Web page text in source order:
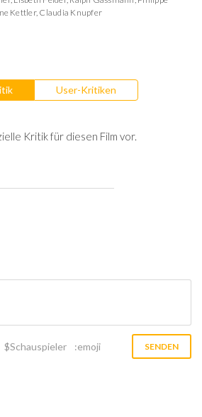
Kettler, Claudia Knupfer
User-Kritiken
Kritik für diesen Film vor.
$Schauspieler :emoji